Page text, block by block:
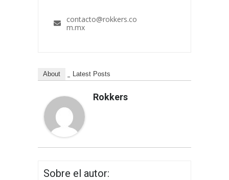
contacto@rokkers.co
m.mx
About Latest Posts
Rokkers
Sobre el autor: